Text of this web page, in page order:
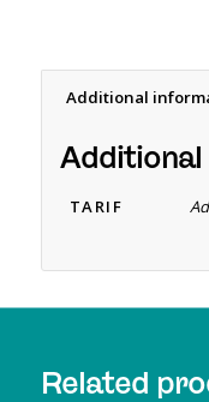
Additional
TARIF
Related